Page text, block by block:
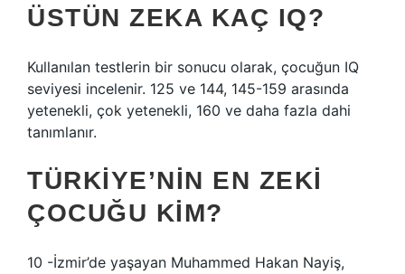
ÜSTÜN ZEKA KAÇ IQ?
Kullanılan testlerin bir sonucu olarak, çocuğun IQ
seviyesi incelenir. 125 ve 144, 145-159 arasında
yetenekli, çok yetenekli, 160 ve daha fazla dahi
tanımlanır.
TÜRKIYE’NIN EN ZEKI
ÇOCUĞU KIM?
10 -İzmir’de yaşayan Muhammed Hakan Nayiş,